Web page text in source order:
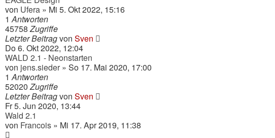
von Ufera » Mi 5. Okt 2022, 15:16
1Antworten
45758Zugriffe
Letzter Beitragvon Sven
Do 6. Okt 2022, 12:04
WALD 2.1 - Neonstarten
von jens.sieder » So 17. Mai 2020, 17:00
1Antworten
52020Zugriffe
Letzter Beitragvon Sven
Fr 5. Jun 2020, 13:44
Wald 2.1
von Francois » Mi 17. Apr 2019, 11:38